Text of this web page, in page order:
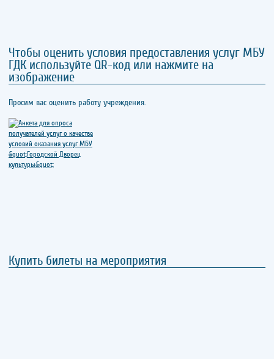
Чтобы оценить условия предоставления услуг МБУ
ГДК используйте QR-код или нажмите на
изображение
Просим вас оценить работу учреждения.
Купить билеты на мероприятия